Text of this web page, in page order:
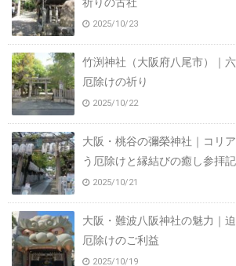
祈りの古社
2025/10/23
竹渕神社（大阪府八尾市）｜
厄除けの祈り
2025/10/22
大阪・桃谷の彌榮神社｜コリ
う厄除けと縁結びの癒し参拝記
2025/10/21
大阪・難波八阪神社の魅力｜
厄除けのご利益
2025/10/19